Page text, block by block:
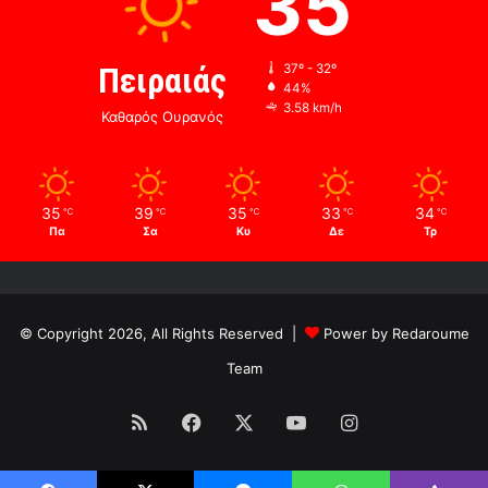
Πειραιάς
Καθαρός Ουρανός
37º - 32º
44%
3.58 km/h
35 ℃
Πα
39 ℃
Σα
35 ℃
Κυ
33 ℃
Δε
34 ℃
Τρ
© Copyright 2026, All Rights Reserved |
Power by Redaroume
Team
RSS Facebook YouTubeInstagram